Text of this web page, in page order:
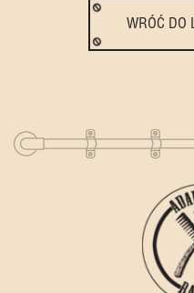
WRÓĆ DO